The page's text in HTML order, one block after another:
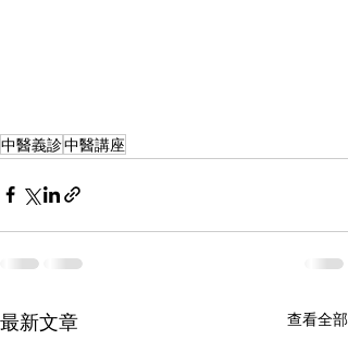
中醫義診中醫講座
最新文章 查看全部